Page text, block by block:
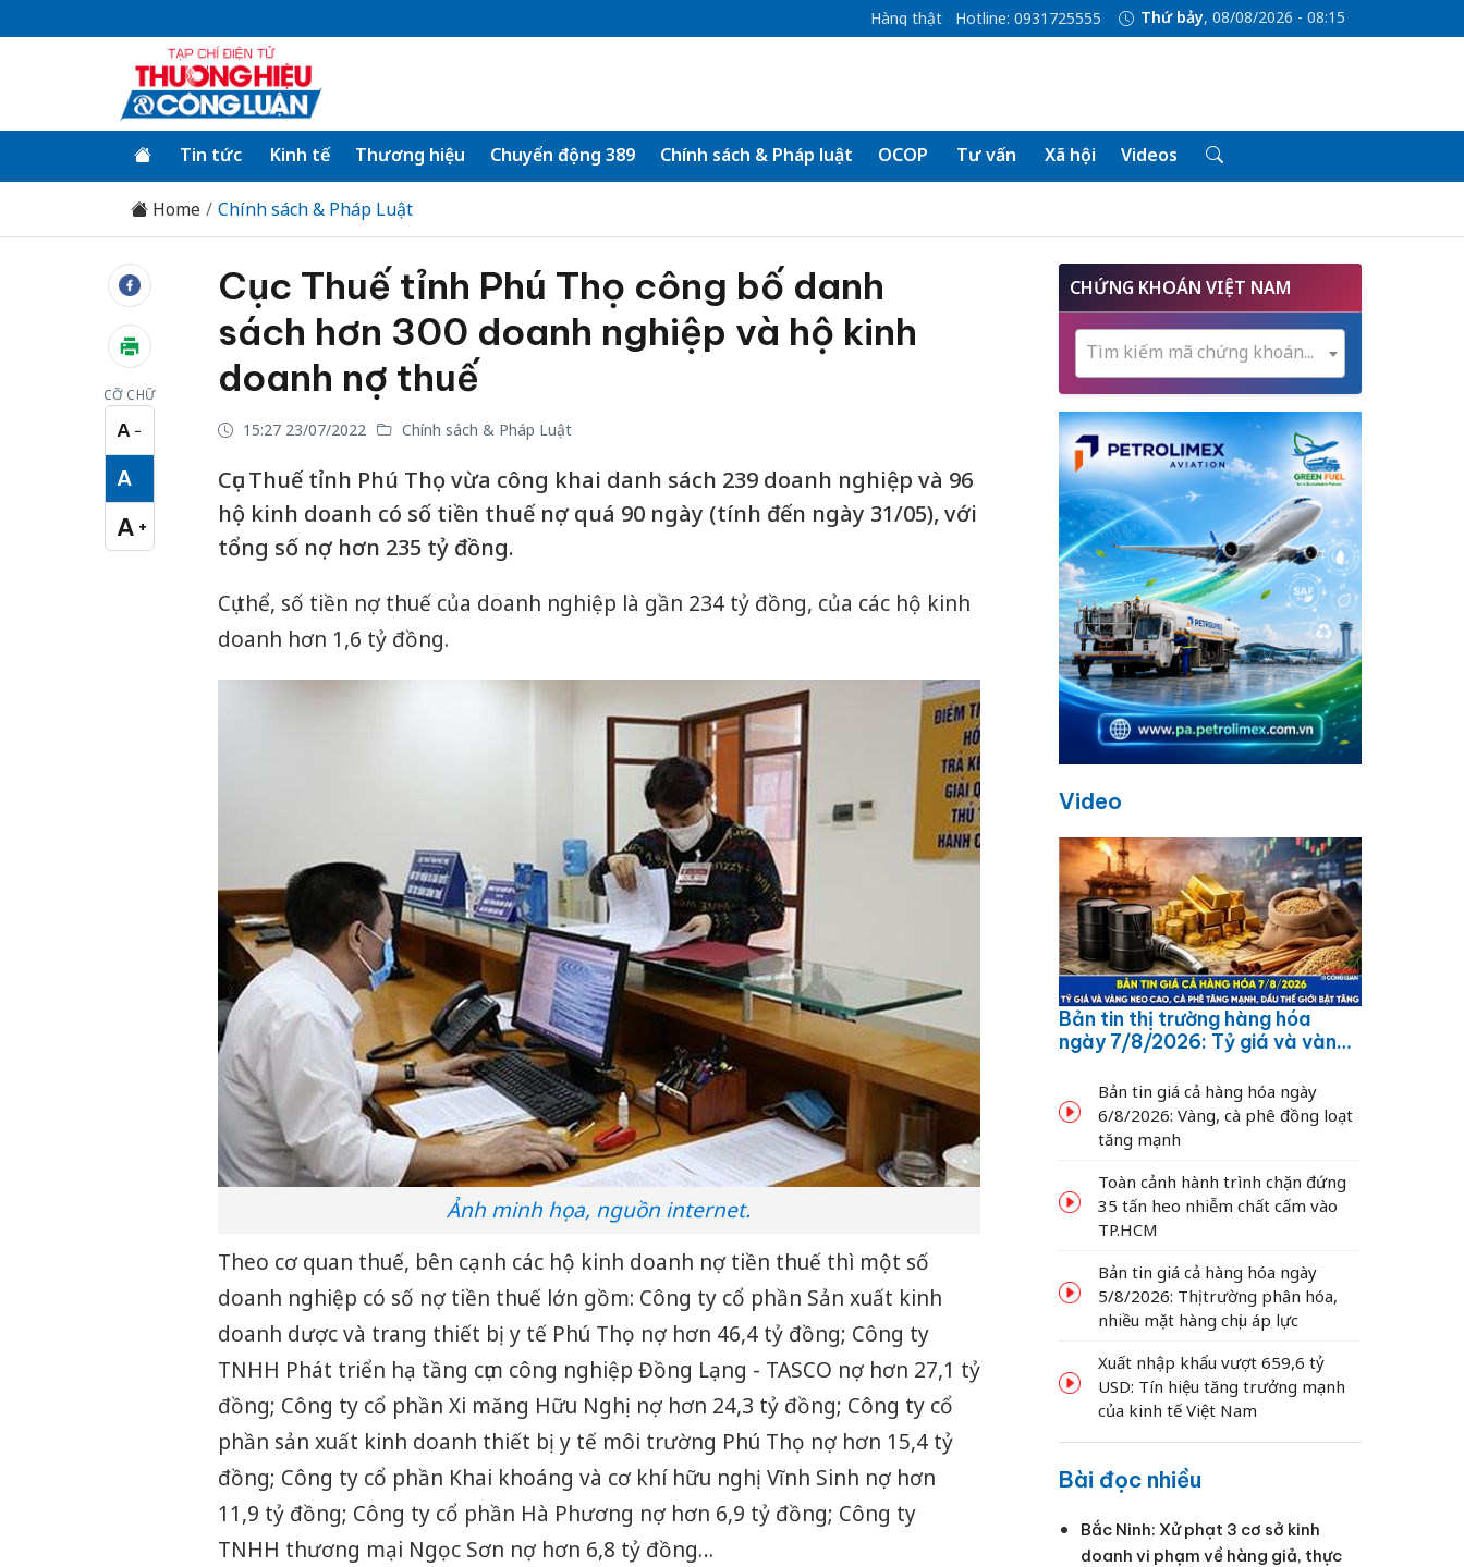
Hàng thật Hotline: 0931725555 Thứ bảy, 08/08/2026 - 08:15
Tin tức Kinh tế Thương hiệu Chuyển động 389 Chính sách & Pháp luật OCOP Tư vấn Xã hội Videos
Home Chính sách & Pháp Luật
CỠ CHỮ
A −
Cỡ chữ nhỏ
A
Cỡ chữ vừa
A +
Cỡ chữ lớn
Cục Thuế tỉnh Phú Thọ công bố danh
sách hơn 300 doanh nghiệp và hộ kinh
doanh nợ thuế
15:27 23/07/2022 Chính sách & Pháp Luật
Cục Thuế tỉnh Phú Thọ vừa công khai danh sách 239 doanh nghiệp và 96
hộ kinh doanh có số tiền thuế nợ quá 90 ngày (tính đến ngày 31/05), với
tổng số nợ hơn 235 tỷ đồng.
Cụ thể, số tiền nợ thuế của doanh nghiệp là gần 234 tỷ đồng, của các hộ kinh
doanh hơn 1,6 tỷ đồng.
Ảnh minh họa, nguồn internet.
Theo cơ quan thuế, bên cạnh các hộ kinh doanh nợ tiền thuế thì một số
doanh nghiệp có số nợ tiền thuế lớn gồm: Công ty cổ phần Sản xuất kinh
doanh dược và trang thiết bị y tế Phú Thọ nợ hơn 46,4 tỷ đồng; Công ty
TNHH Phát triển hạ tầng cụm công nghiệp Đồng Lạng - TASCO nợ hơn 27,1 tỷ
đồng; Công ty cổ phần Xi măng Hữu Nghị nợ hơn 24,3 tỷ đồng; Công ty cổ
phần sản xuất kinh doanh thiết bị y tế môi trường Phú Thọ nợ hơn 15,4 tỷ
đồng; Công ty cổ phần Khai khoáng và cơ khí hữu nghị Vĩnh Sinh nợ hơn
11,9 tỷ đồng; Công ty cổ phần Hà Phương nợ hơn 6,9 tỷ đồng; Công ty
TNHH thương mại Ngọc Sơn nợ hơn 6,8 tỷ đồng…
CHỨNG KHOÁN VIỆT NAM
Tìm kiếm mã chứng khoán...
Video
Bản tin thị trường hàng hóa
ngày 7/8/2026: Tỷ giá và vàng
dầu thế giới bật tăng
Bản tin giá cả hàng hóa ngày
6/8/2026: Vàng, cà phê đồng loạt
tăng mạnh
Toàn cảnh hành trình chặn đứng
35 tấn heo nhiễm chất cấm vào
TP.HCM
Bản tin giá cả hàng hóa ngày
5/8/2026: Thị trường phân hóa,
nhiều mặt hàng chịu áp lực
Xuất nhập khẩu vượt 659,6 tỷ
USD: Tín hiệu tăng trưởng mạnh
của kinh tế Việt Nam
Bài đọc nhiều
Bắc Ninh: Xử phạt 3 cơ sở kinh
doanh vi phạm về hàng giả, thực